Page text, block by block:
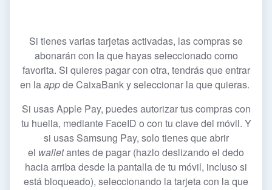
Si tienes varias tarjetas activadas, las compras se
abonarán con la que hayas seleccionado como
favorita. Si quieres pagar con otra, tendrás que entrar
en laappde CaixaBank y seleccionar la que quieras.
Si usas Apple Pay, puedes autorizar tus compras con
tu huella, mediante FaceID o con tu clave del móvil. Y
si usas Samsung Pay, solo tienes que abrir
el walletantes de pagar (hazlo deslizando el dedo
hacia arriba desde la pantalla de tu móvil, incluso si
está bloqueado), seleccionando la tarjeta con la que